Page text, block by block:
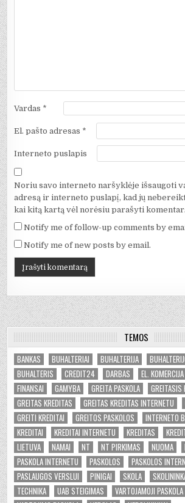
Vardas *
El. pašto adresas *
Interneto puslapis
Noriu savo interneto naršyklėje išsaugoti
adresą ir interneto puslapį, kad jų
kai kitą kartą vėl norėsiu parašyti
Notify me of follow-up comments by
Notify me of new posts by email.
TEMOS
BANKAS BUHALTERIAI BUHALTERIJA
BUHALTERIS
CREDIT24 DARBAS EL. KOMERCIJA
FINANSAI
GAMYBA GREITA PASKOLA
GREITASIS
GREITAS KREDITAS
GREITAS KREDITAS INTERNETU
GREITI KREDITAI
GREITOS PASKOLOS
INTERNETO
KREDITAI
KREDITAI INTERNETU KREDITAS
LIETUVA
NAMAI NT NT PIRKIMAS NUOMA
PASKOLA INTERNETU
PASKOLOS
PASKOLOS
PASLAUGOS VERSLUI
PINIGAI SKOLA
TECHNIKA
UAB STEIGIMAS
VARTOJAMOJI PASKOLA